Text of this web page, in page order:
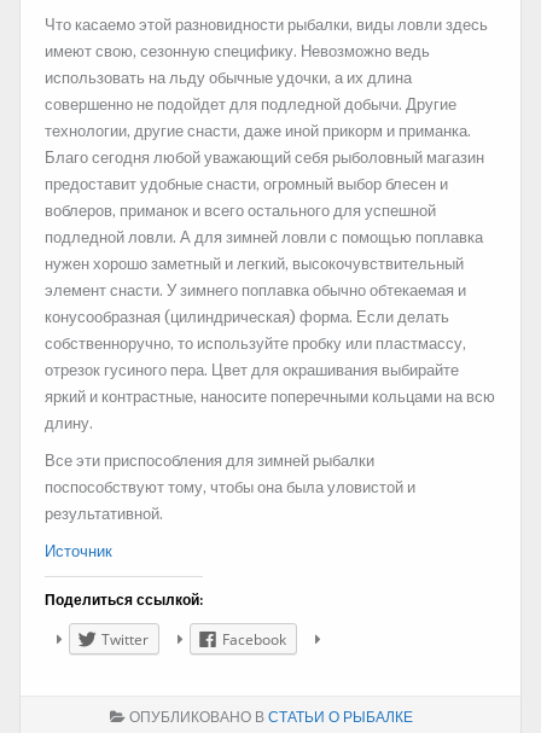
Что касаемо этой разновидности рыбалки, виды ловли здесь
имеют свою, сезонную специфику. Невозможно ведь
использовать на льду обычные удочки, а их длина
совершенно не подойдет для подледной добычи. Другие
технологии, другие снасти, даже иной прикорм и приманка.
Благо сегодня любой уважающий себя рыболовный магазин
предоставит удобные снасти, огромный выбор блесен и
воблеров, приманок и всего остального для успешной
подледной ловли. А для зимней ловли с помощью поплавка
нужен хорошо заметный и легкий, высокочувствительный
элемент снасти. У зимнего поплавка обычно обтекаемая и
конусообразная (цилиндрическая) форма. Если делать
собственноручно, то используйте пробку или пластмассу,
отрезок гусиного пера. Цвет для окрашивания выбирайте
яркий и контрастные, наносите поперечными кольцами на всю
длину.
Все эти приспособления для зимней рыбалки
поспособствуют тому, чтобы она была уловистой и
результативной.
Источник
Поделиться ссылкой:
Twitter Facebook
ОПУБЛИКОВАНО В СТАТЬИ О РЫБАЛКЕ